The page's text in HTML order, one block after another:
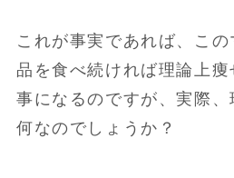
これが事実であれば、こ
品を食べ続ければ理論上
事になるのですが、実際
何なのでしょうか？